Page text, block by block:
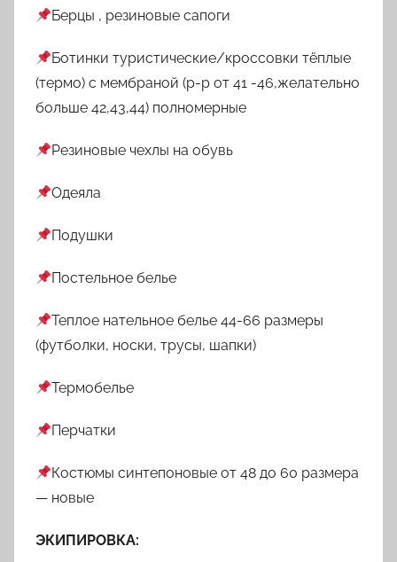
Берцы , резиновые сапоги
Ботинки туристические/кроссовки тёплые
(термо) с мембраной (р-р от 41 -46,желательно
больше 42,43,44) полномерные
Резиновые чехлы на обувь
Одеяла
Подушки
Постельное белье
Теплое нательное белье 44-66 размеры
(футболки, носки, трусы, шапки)
Термобелье
Перчатки
Костюмы синтепоновые от 48 до 60 размера
— новые
ЭКИПИРОВКА: